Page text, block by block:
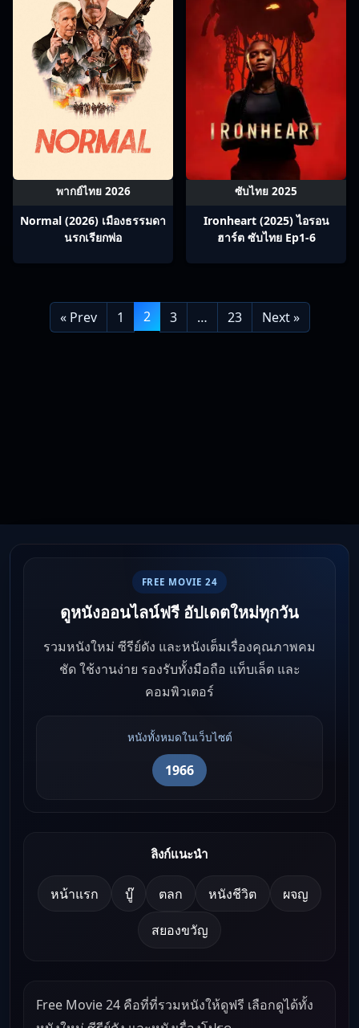
พากย์ไทย 2026
Normal (2026) เมืองธรรมดา
นรกเรียกพ่อ
ซับไทย 2025
Ironheart (2025) ไอรอน
ฮาร์ต ซับไทย Ep1-6
« Prev 1 2 3 … 23 Next »
FREE MOVIE 24
ดูหนังออนไลน์ฟรี อัปเดตใหม่ทุกวัน
รวมหนังใหม่ ซีรีย์ดัง และหนังเต็มเรื่องคุณภาพคม
ชัด ใช้งานง่าย รองรับทั้งมือถือ แท็บเล็ต และ
คอมพิวเตอร์
หนังทั้งหมดในเว็บไซต์
1966
ลิงก์แนะนำ
หน้าแรก บู๊ ตลก หนังชีวิต ผจญ
สยองขวัญ
Free Movie 24 คือที่ที่รวมหนังให้ดูฟรี เลือกดูได้ทั้ง